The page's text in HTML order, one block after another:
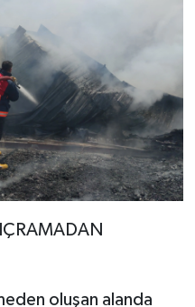
oluşan alanda